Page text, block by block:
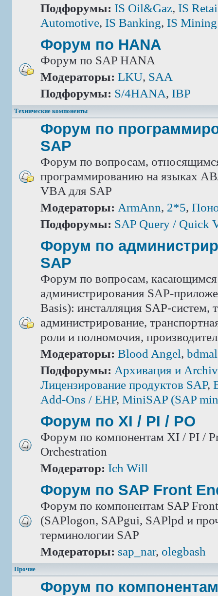
Подфорумы: IS Oil&Gaz, IS
Automotive, IS Banking, IS Mining
Форум по HANA
Форум по SAP HANA
Модераторы: LKU, SAA
Подфорумы: S/4HANA, IBP
Технические компоненты
Форум по
SAP
Форум по вопросам,
программированию на языках
VBA для SAP
Модераторы: ArmAnn, 2*5,
Подфорумы: SAP Query / Quick
Форум по
SAP
Форум по вопросам, касающимся
администрирования SAP-
Basis): инсталляция SAP-систем,
администрирование,
роли и полномочия,
Модераторы: Blood Angel,
Подфорумы: Архивация и
Лицензирование продуктов SAP,
Add-Ons / ЕНР, MiniSAP (SAP
Форум по XI / PI / РО
Форум по компонентам XI / PI /
Orchestration
Модератор: Ich Will
Форум по SAP Front
Форум по компонентам SAP
(SAPlogon, SAPgui, SAPlpd и
терминологии SAP
Модераторы: sap_nar, olegbash
Прочие
Форум по